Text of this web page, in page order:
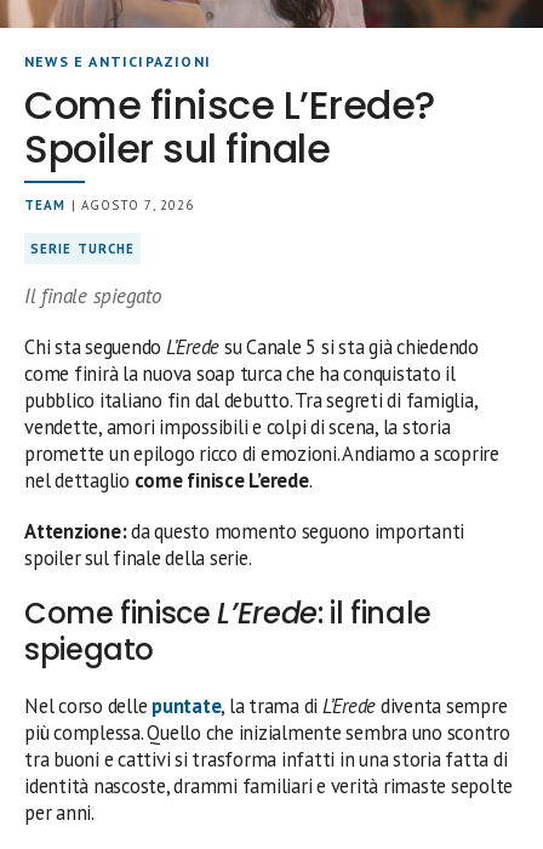
NEWS E ANTICIPAZIONI
Come finisce L’Erede?
Spoiler sul finale
TEAM | AGOSTO 7, 2026
SERIE TURCHE
Il finale spiegato
Chi sta seguendo L’Eredesu Canale 5 si sta già chiedendo
come finirà la nuova soap turca che ha conquistato il
pubblico italiano fin dal debutto. Tra segreti di famiglia,
vendette, amori impossibili e colpi di scena, la storia
promette un epilogo ricco di emozioni. Andiamo a scoprire
nel dettaglio come finisce L’erede.
Attenzione:da questo momento seguono importanti
spoiler sul finale della serie.
Come finisceL’Erede: il finale
spiegato
Nel corso delle puntate, la trama di L’Eredediventa sempre
più complessa. Quello che inizialmente sembra uno scontro
tra buoni e cattivi si trasforma infatti in una storia fatta di
identità nascoste, drammi familiari e verità rimaste sepolte
per anni.